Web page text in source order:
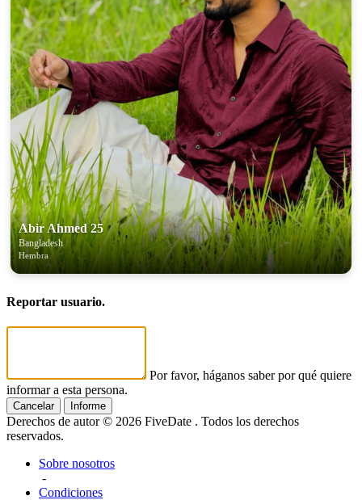
Abir Ahmed 25
Bangladesh
Hembra
Reportar usuario.
Por favor, háganos saber por qué quiere
informar a esta persona.
Cancelar Informe
Derechos de autor © 2026 FiveDate . Todos los derechos
reservados.
Sobre nosotros
-
Condiciones